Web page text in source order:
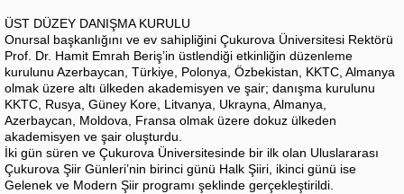
ÜST DÜZEY DANIŞMA KURULU
Onursal başkanlığını ve ev sahipliğini Çukurova Üniversitesi Rektörü
Prof. Dr. Hamit Emrah Beriş’in üstlendiği etkinliğin düzenleme
kurulunu Azerbaycan, Türkiye, Polonya, Özbekistan, KKTC, Almanya
olmak üzere altı ülkeden akademisyen ve şair; danışma kurulunu
KKTC, Rusya, Güney Kore, Litvanya, Ukrayna, Almanya,
Azerbaycan, Moldova, Fransa olmak üzere dokuz ülkeden
akademisyen ve şair oluşturdu.
İki gün süren ve Çukurova Üniversitesinde bir ilk olan Uluslararası
Çukurova Şiir Günleri’nin birinci günü Halk Şiiri, ikinci günü ise
Gelenek ve Modern Şiir programı şeklinde gerçekleştirildi.